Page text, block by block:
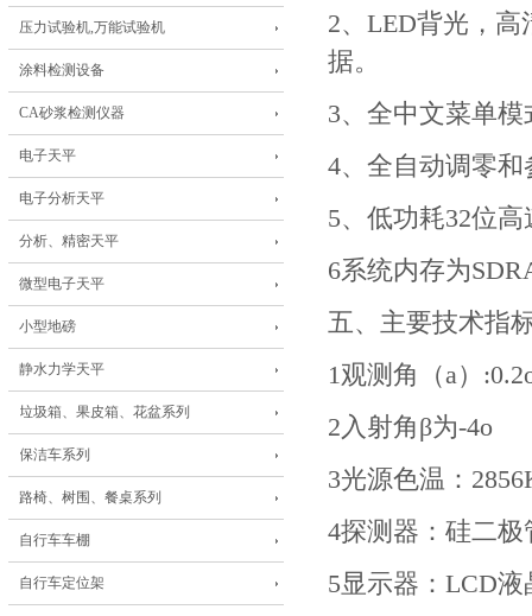
压力试验机,万能试验机
涂料检测设备
CA砂浆检测仪器
电子天平
电子分析天平
分析、精密天平
微型电子天平
小型地磅
静水力学天平
垃圾箱、果皮箱、花盆系列
保洁车系列
路椅、树围、餐桌系列
自行车车棚
自行车定位架
2、LED背光，高
据。
3、全中文菜单
4、全自动调零
5、低功耗32位
6系统内存为
五、主要技术指
1观测角（a）
2入射角β为-4o
3光源色温：
4探测器：硅二
5显示器：LCD液